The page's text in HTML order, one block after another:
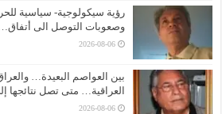
رؤية سيكولوجية- سياسية
وصعوبات التوصل الى
2026-08-06
بين العواصم البعيدة…
العراقية… متى تصل
2026-08-06